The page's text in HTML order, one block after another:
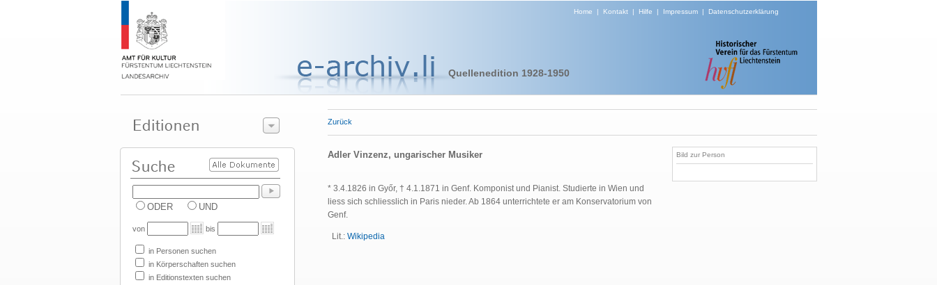
Home | Kontakt| Hilfe | Impressum| Datenschutzerklärung
Quellenedition 1928-1950
ODER UND
von bis
in Personen suchen
in Körperschaften suchen
in Editionstexten suchen
Zurück
Adler Vinzenz, ungarischer Musiker
* 3.4.1826 in Győr, † 4.1.1871 in Genf. Komponist und Pianist. Studierte in Wien und
liess sich schliesslich in Paris nieder. Ab 1864 unterrichtete er am Konservatorium von
Genf.
Lit.: Wikipedia
Bild zur Person